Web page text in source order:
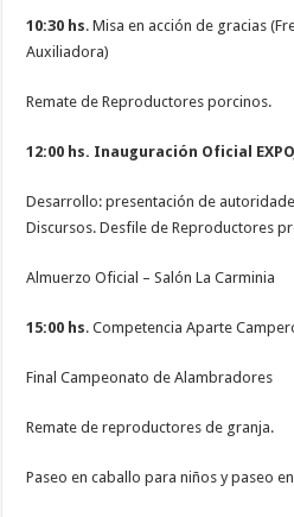
10:30 hs. Misa en acción de gracias
Auxiliadora)
Remate de Reproductores porcinos.
12:00 hs. Inauguración Oficial
Desarrollo: presentación de
Discursos. Desfile de Reproductores
Almuerzo Oficial – Salón La Carminia
15:00 hs. Competencia Aparte
Final Campeonato de Alambradores
Remate de reproductores de granja.
Paseo en caballo para niños y paseo